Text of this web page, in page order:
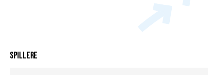
Spillere